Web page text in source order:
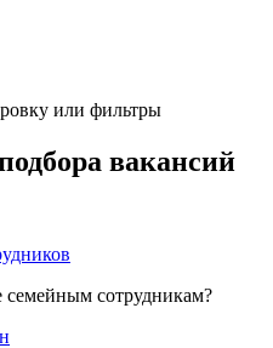
или фильтры
вакансий
семейным сотрудникам?